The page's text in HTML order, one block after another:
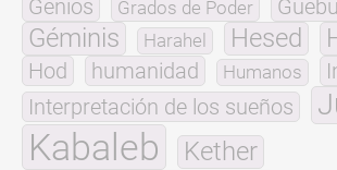
Genios Grados de Poder
Géminis Harahel Hesed
Hod humanidad Humanos
Interpretación de los sueños
Kabaleb Kether